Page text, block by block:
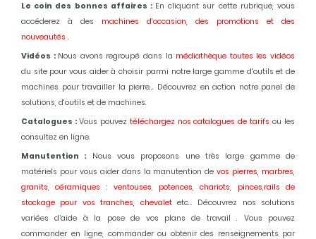
Le coin des bonnes affaires : En cliquant sur cette rubrique, vous
accéderez à des machines d'occasion, des promotions et des
nouveautés .
Vidéos : Nous avons regroupé dans la médiathèque toutes les vidéos
du site pour vous aider à choisir parmi notre large gamme d'outils et de
machines pour travailler la pierre... Découvrez en action notre panel de
solutions, d'outils et de machines.
Catalogues : Vous pouvez téléchargez nos catalogues de tarifs ou les
consultez en ligne.
Manutention : Nous vous proposons une très large gamme de
matériels pour vous aider dans la manutention devos pierres, marbres,
granits, céramiques : ventouses, potences, chariots, pinces,rails de
stockage pour vos tranches, chevalet etc... Découvrez nos solutions
variées d’aide à la pose de vos plans de travail . Vous pouvez
commander en ligne, commander ou obtenir des renseignements par